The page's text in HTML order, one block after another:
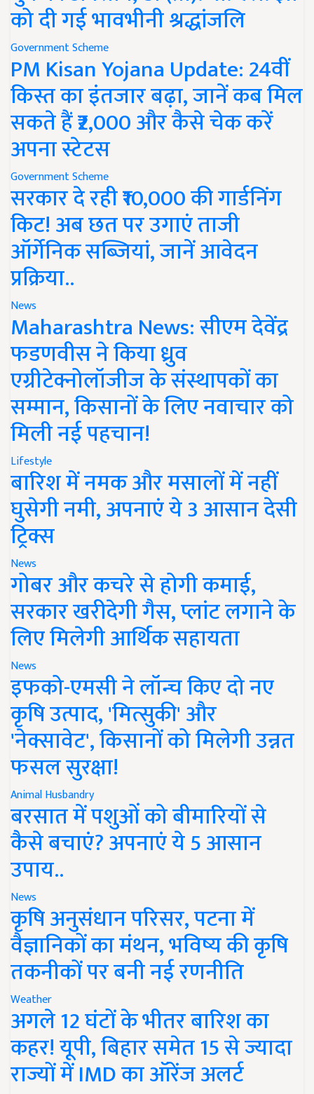
को दी गई भावभीनी श्रद्धांजलि
Government Scheme
PM Kisan Yojana Update: 24वीं
किस्त का इंतजार बढ़ा, जानें कब मिल
सकते हैं ₹2,000 और कैसे चेक करें
अपना स्टेटस
Government Scheme
सरकार दे रही ₹10,000 की गार्डनिंग
किट! अब छत पर उगाएं ताजी
ऑर्गेनिक सब्जियां, जानें आवेदन
प्रक्रिया..
News
Maharashtra News: सीएम देवेंद्र
फडणवीस ने किया ध्रुव
एग्रीटेक्नोलॉजीज के संस्थापकों का
सम्मान, किसानों के लिए नवाचार को
मिली नई पहचान!
Lifestyle
बारिश में नमक और मसालों में नहीं
घुसेगी नमी, अपनाएं ये 3 आसान देसी
ट्रिक्स
News
गोबर और कचरे से होगी कमाई,
सरकार खरीदेगी गैस, प्लांट लगाने के
लिए मिलेगी आर्थिक सहायता
News
इफको-एमसी ने लॉन्च किए दो नए
कृषि उत्पाद, 'मित्सुकी' और
'नेक्सावेट', किसानों को मिलेगी उन्नत
फसल सुरक्षा!
Animal Husbandry
बरसात में पशुओं को बीमारियों से
कैसे बचाएं? अपनाएं ये 5 आसान
उपाय..
News
कृषि अनुसंधान परिसर, पटना में
वैज्ञानिकों का मंथन, भविष्य की कृषि
तकनीकों पर बनी नई रणनीति
Weather
अगले 12 घंटों के भीतर बारिश का
कहर! यूपी, बिहार समेत 15 से ज्यादा
राज्यों में IMD का ऑरेंज अलर्ट